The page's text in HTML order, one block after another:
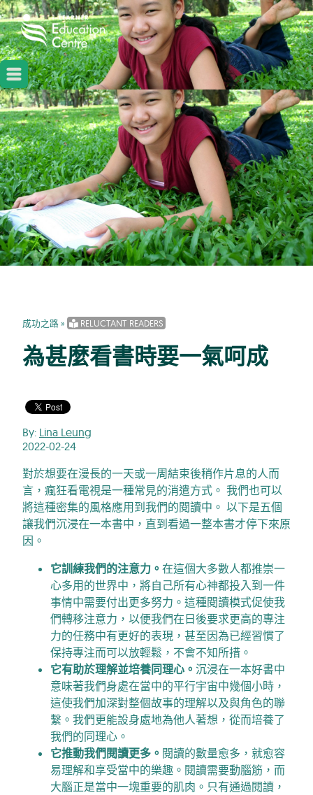
成功之路» RELUCTANT READERS
為甚麼看書時要一氣呵成
By: Lina Leung
2022-02-24
對於想要在漫長的一天或一周結束後稍作片息的人而
言，瘋狂看電視是一種常見的消遣方式。 我們也可以
將這種密集的風格應用到我們的閱讀中。 以下是五個
讓我們沉浸在一本書中，直到看過一整本書才停下來原
因。
它訓練我們的注意力。 在這個大多數人都推崇一
心多用的世界中，將自己所有心神都投入到一件
事情中需要付出更多努力。這種閱讀模式促使我
們轉移注意力，以便我們在日後要求更高的專注
力的任務中有更好的表現，甚至因為已經習慣了
保持專注而可以放輕鬆，不會不知所措。
它有助於理解並培養同理心。 沉浸在一本好書中
意味著我們身處在當中的平行宇宙中幾個小時，
這使我們加深對整個故事的理解以及與角色的聯
繫。我們更能設身處地為他人著想，從而培養了
我們的同理心。
它推動我們閱讀更多。 閱讀的數量愈多，就愈容
易理解和享受當中的樂趣。閱讀需要動腦筋，而
大腦正是當中一塊重要的肌肉。只有通過閱讀，